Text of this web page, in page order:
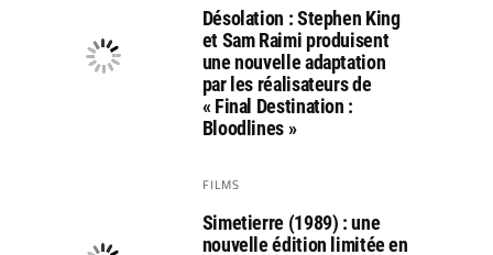
Désolation : Stephen King
et Sam Raimi produisent
une nouvelle adaptation
par les réalisateurs de
« Final Destination :
Bloodlines »
FILMS
Simetierre (1989) : une
nouvelle édition limitée en